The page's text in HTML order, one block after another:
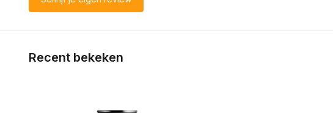
Recent bekeken